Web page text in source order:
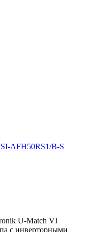
AFH50RS1/B-S
U-Match VI
с инверторными